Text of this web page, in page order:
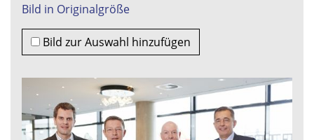
Bild in Originalgröße
Bild zur Auswahl hinzufügen